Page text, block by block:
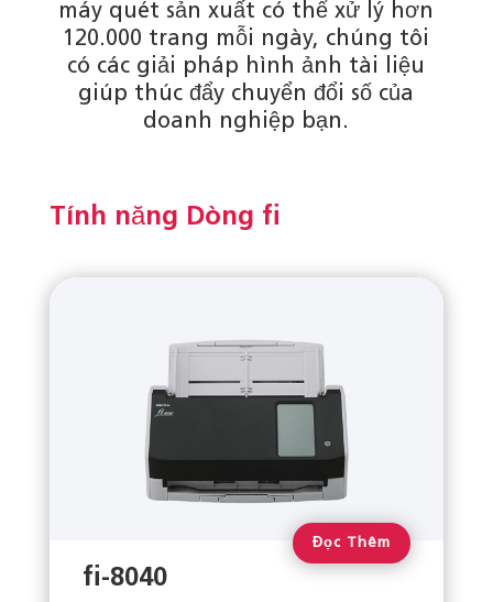
máy quét sản xuất có thể xử lý hơn
120.000 trang mỗi ngày, chúng tôi
có các giải pháp hình ảnh tài liệu
giúp thúc đẩy chuyển đổi số của
doanh nghiệp bạn.
Tính năng Dòng fi
fi-8040
Đọc Thêm